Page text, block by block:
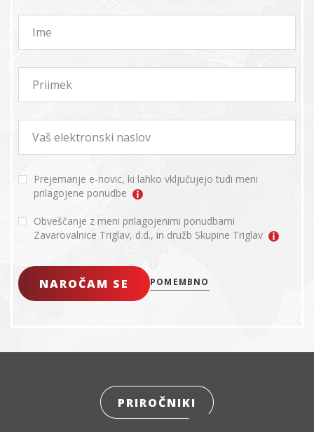
Ime
Priimek
Vaš elektronski naslov
Prejemanje e-novic, ki lahko vključujejo tudi meni
prilagojene ponudbe
Obveščanje z meni prilagojenimi ponudbami
Zavarovalnice Triglav, d.d., in družb Skupine Triglav
NAROČAM SE POMEMBNO
PRIROČNIKI